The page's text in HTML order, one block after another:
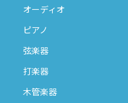
オーディオ
ピアノ
弦楽器
打楽器
木管楽器